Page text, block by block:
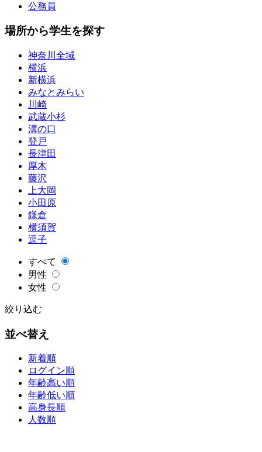
公務員
場所から学生を探す
神奈川全域
横浜
新横浜
みなとみらい
川崎
武蔵小杉
溝の口
登戸
長津田
厚木
藤沢
上大岡
小田原
鎌倉
横須賀
逗子
すべて
男性
女性
絞り込む
並べ替え
新着順
ログイン順
年齢高い順
年齢低い順
高身長順
人数順